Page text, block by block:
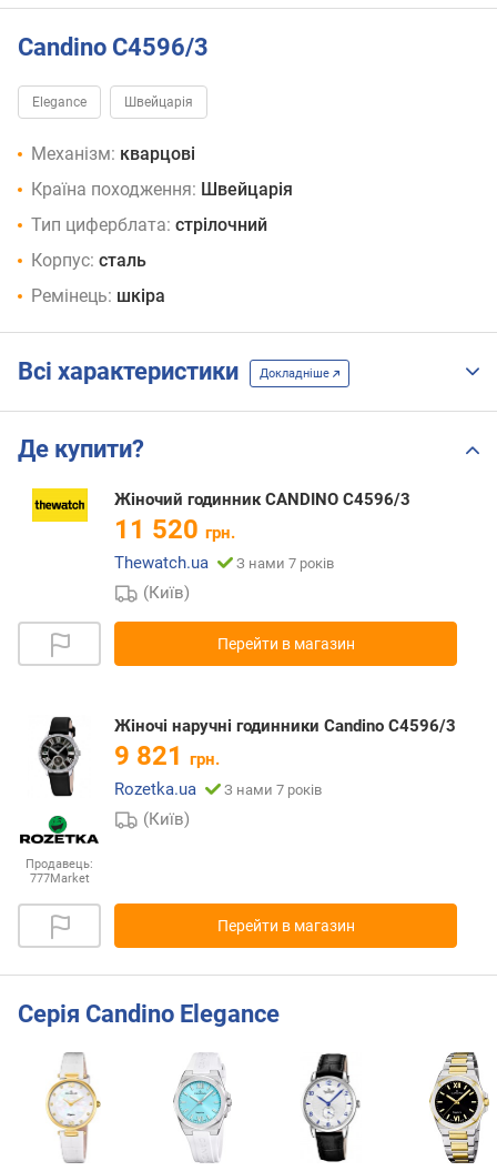
Candino C4596/3
Elegance Швейцарія
Механізм: кварцові
Країна походження: Швейцарія
Тип циферблата: стрілочний
Корпус: сталь
Ремінець: шкіра
Всі характеристики Докладніше
Де купити?
Жіночий годинник CANDINO C4596/3
11 520 грн.
Thewatch.ua
З нами 7 років
(Київ)
Перейти в магазин
Продавець:
777Market
Жіночі наручні годинники Candino C4596/3
9 821 грн.
Rozetka.ua
З нами 7 років
(Київ)
Перейти в магазин
Серія Candino Elegance